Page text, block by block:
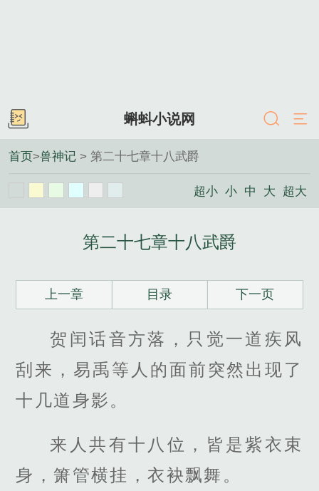
蝌蚪小说网
首页>兽神记 > 第二十七章十八武爵
超小 小 中 大 超大
第二十七章十八武爵
上一章 目录 下一页
贺闰话音方落，只觉一道疾风
刮来，易禹等人的面前突然出现了
十几道身影。
来人共有十八位，皆是紫衣束
身，箫管横挂，衣袂飘舞。